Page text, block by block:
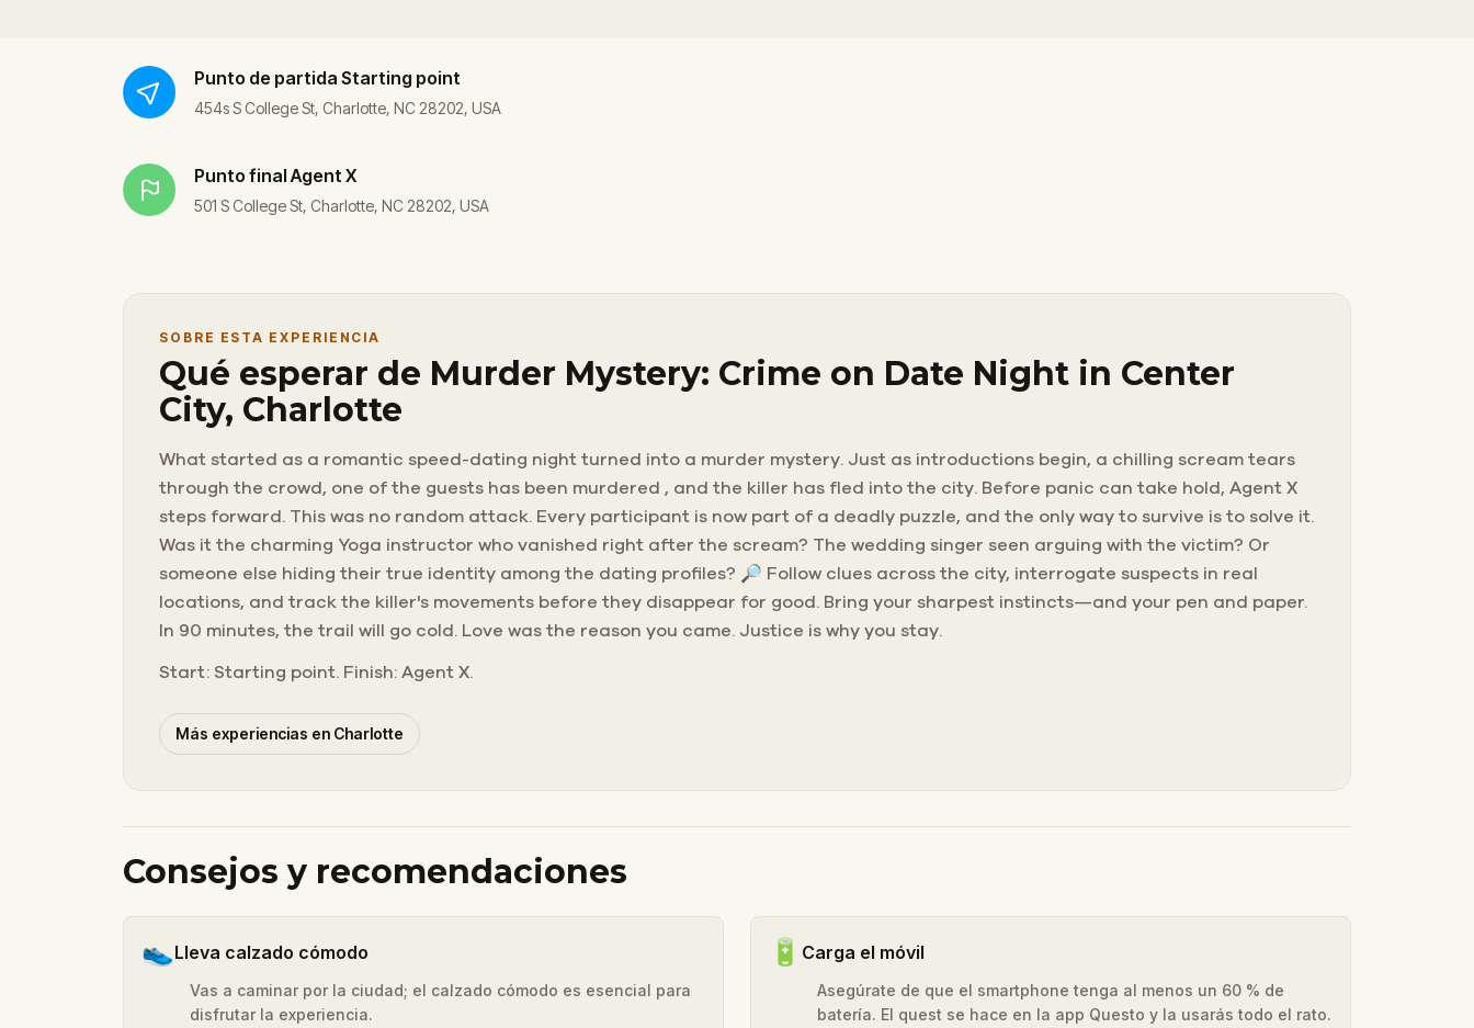
Punto de partida Starting point
454s S College St, Charlotte, NC 28202, USA
Punto final Agent X
501 S College St, Charlotte, NC 28202, USA
SOBRE ESTA EXPERIENCIA
Qué esperar de Murder Mystery: Crime on Date Night in Center
City, Charlotte
What started as a romantic speed-dating night turned into a murder mystery. Just as introductions begin, a chilling scream tears
through the crowd, one of the guests has been murdered , and the killer has fled into the city. Before panic can take hold, Agent X
steps forward. This was no random attack. Every participant is now part of a deadly puzzle, and the only way to survive is to solve it.
Was it the charming Yoga instructor who vanished right after the scream? The wedding singer seen arguing with the victim? Or
someone else hiding their true identity among the dating profiles? 🔎 Follow clues across the city, interrogate suspects in real
locations, and track the killer's movements before they disappear for good. Bring your sharpest instincts—and your pen and paper.
In 90 minutes, the trail will go cold. Love was the reason you came. Justice is why you stay.
Start: Starting point. Finish: Agent X.
Más experiencias en Charlotte
Consejos y recomendaciones
👟Lleva calzado cómodo
Vas a caminar por la ciudad; el calzado cómodo es esencial para
disfrutar la experiencia.
🔋 Carga el móvil
Asegúrate de que el smartphone tenga al menos un 60 % de
batería. El quest se hace en la app Questo y la usarás todo el rato.